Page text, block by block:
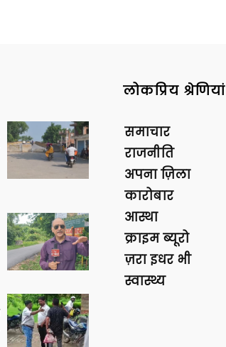
लोकप्रिय श्रेणियां
समाचार
राजनीति
अपना ज़िला
कारोबार
आस्था
क्राइम ब्यूरो
ज़रा इधर भी
स्वास्थ्य